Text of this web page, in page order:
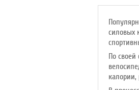
силовых
По своей